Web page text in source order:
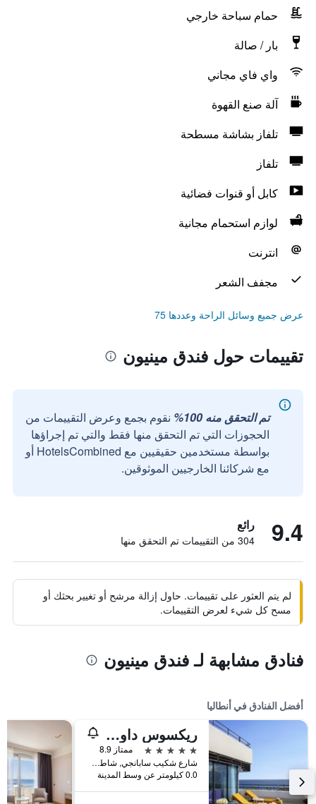
حمام سباحة خارجي
بار / صالة
واي فاي مجاني
آلة صنع القهوة
تلفاز بشاشة مسطحة
تلفاز
كابل أو قنوات فضائية
لوازم استحمام مجانية
انترنت
مجفف الشعر
عرض جميع وسائل الراحة وعددها 75
تقييمات حول فندق مينيون
تم التحقق منه 100%
نقوم بجمع وعرض التقييمات من
الحجوزات التي تم التحقق منها فقط والتي تم إجراؤها
بواسطة مستخدمين حقيقيين مع HotelsCombined أو
مع شركائنا الخارجيين الموثوقين.
9.4 رائع
304 من التقييمات تم التحقق منها
لم يتم العثور على تقييمات. حاول إزالة مرشح أو تغيير بحثك أو
مسح كل شيء لعرض التقييمات.
فنادق مشابهة لـ فندق مينيون
أفضل الفنادق في أنطاليا
ريكسوس داون تاون أنطاليا - الوصول إلى أرض الأساطير
5 نجوم
ممتاز 8.9
شارع شكيب سابانجي, شاطئ كونيالتي, أنطاليا, تركيا
0.0 كيلومتر عن وسط المدينة